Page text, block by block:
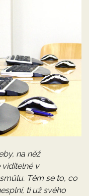
na něž
v
Těm se to, co
ti už svého